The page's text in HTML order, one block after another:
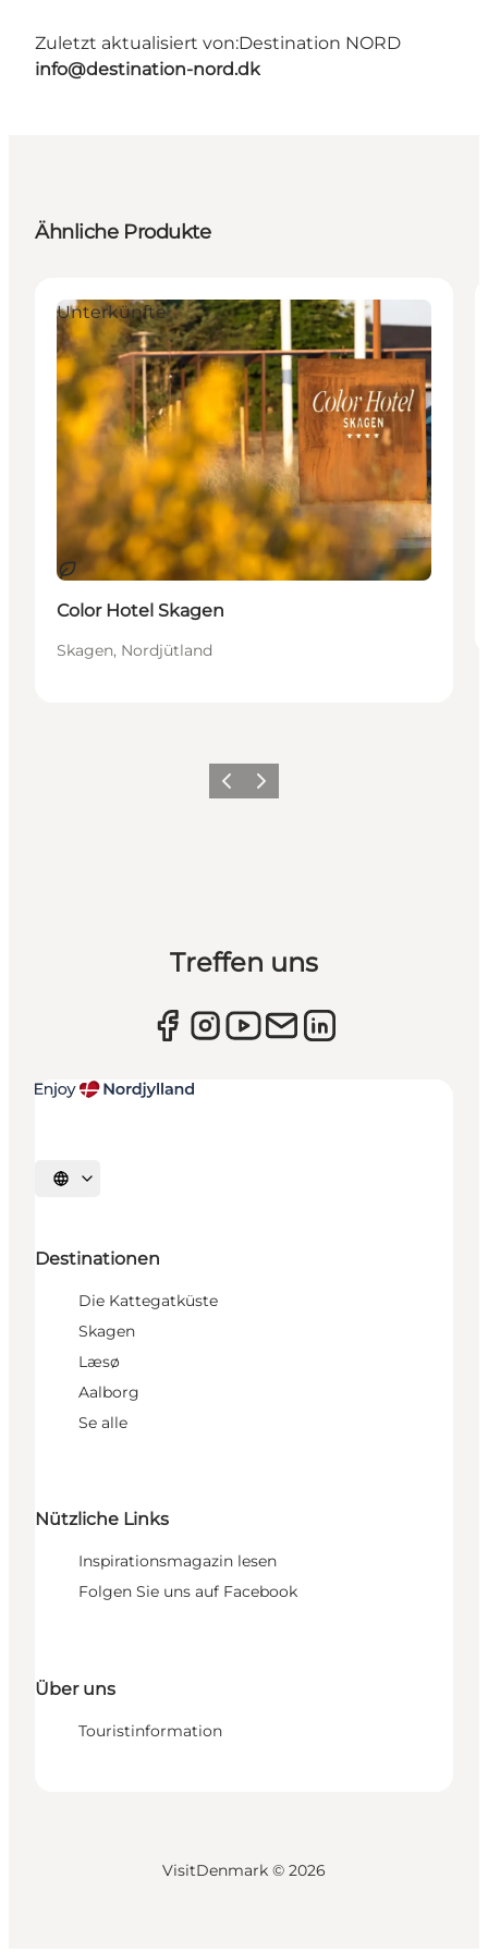
Zuletzt aktualisiert von:Destination NORD
info@destination-nord.dk
Ähnliche Produkte
Nachhaltig
Unterkünfte
Color Hotel Skagen
Skagen, Nordjütland
ZurückWeiter
Treffen uns
Sprache auswählen
Destinationen
Die Kattegatküste
Skagen
Læsø
Aalborg
Se alle
Nützliche Links
Inspirationsmagazin lesen
Folgen Sie uns auf Facebook
Über uns
Touristinformation
VisitDenmark © 2026